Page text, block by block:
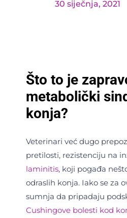
30 siječnja, 2021
Što to je
metabolički
konja?
Veterinari već dugo
pretilosti, rezistenciju na
laminitis, koji pogađa
odraslih konja. Iako se za
sumnja da pripadaju
Cushingove bolesti kod